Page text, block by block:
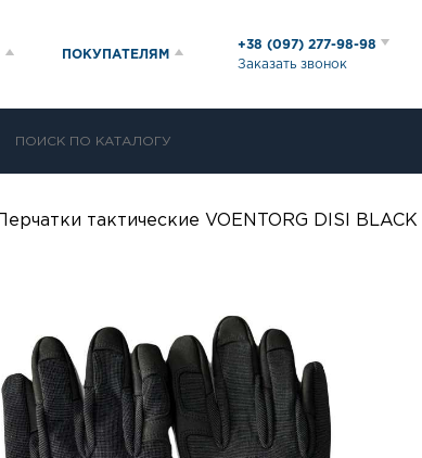
ПОКУПАТЕЛЯМ
+38 (097) 277-98-98
Заказать звонок
Перчатки тактические VOENTORG DISI BLACK